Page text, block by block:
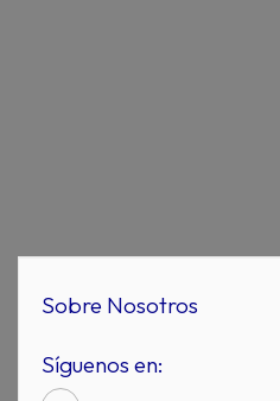
Sobre Nosotros
Síguenos en: